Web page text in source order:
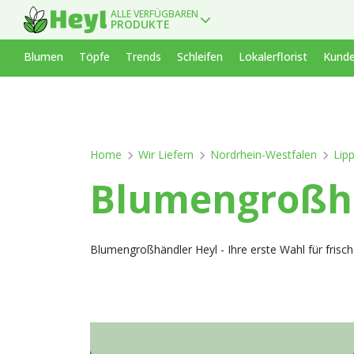
ALLE VERFÜGBAREN
PRODUKTE
Blumen Töpfe Trends Schleifen Lokalerflorist
Home Wir Liefern Nordrhein-Westfalen
Blumengroßhändler Heyl - Ihre erste Wahl für